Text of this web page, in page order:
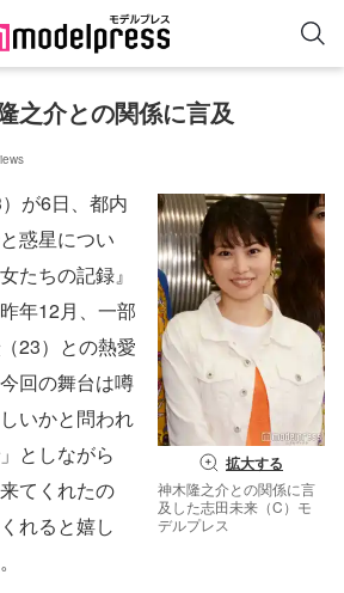
之介との関係に言及
拡大する
神木隆之介との関係に言
及した志田未来（C）モ
デルプレス
）が6日、都内
惑星につい
たちの記録』
年12月、一部
（23）との熱愛
回の舞台は噂
いかと問われ
としながら
てくれたの
れると嬉し